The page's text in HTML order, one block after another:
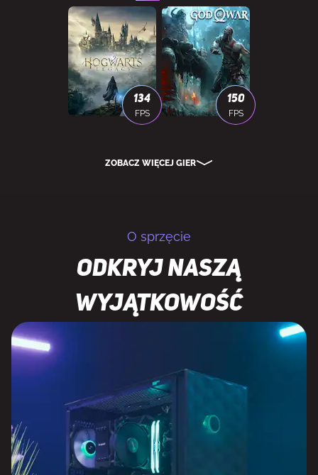
134
FPS
150
FPS
ZOBACZ WIĘCEJ GIER
O sprzęcie
Odkryj naszą
wyjątkowość